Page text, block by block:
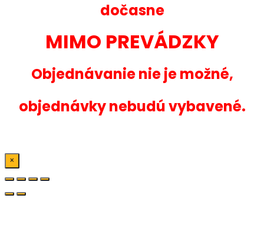
dočasne
MIMO PREVÁDZKY
Objednávanie nie je možné,
objednávky nebudú vybavené.
×